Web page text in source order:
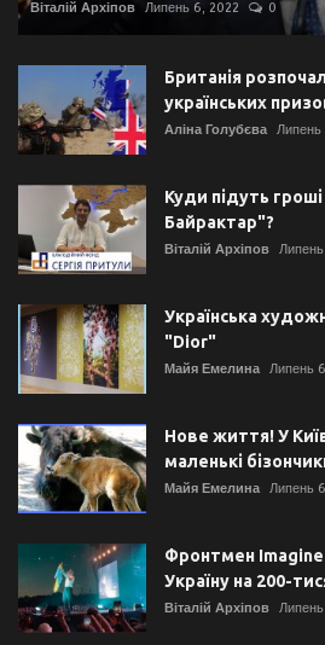
Віталій Архіпов Липень 6, 2022 0
Британія
українських
Аліна Голубєва Липень
Куди підуть
Байрактар"?
Віталій Архіпов
Українська
"Dior"
Майя Емелина Липень
Нове життя! У
маленькі
Майя Емелина Липень
Фронтмен
Україну на 200-
Віталій Архіпов